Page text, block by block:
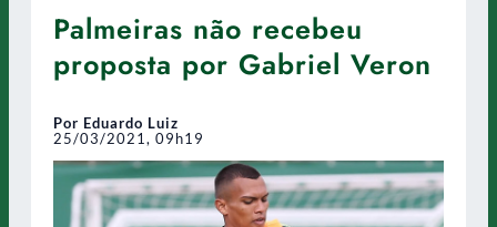
Palmeiras não recebeu
proposta por Gabriel Veron
Por Eduardo Luiz
25/03/2021, 09h19